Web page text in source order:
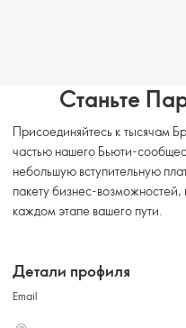
Станьте
Присоединяйтесь к тысячам
частью нашего Бьюти-
небольшую вступительную
пакету бизнес-
каждом этапе вашего пути.
Детали профиля
Email